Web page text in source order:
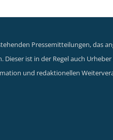
Pressemitteilungen, das
Dieser ist in der Regel auch
und redaktionellen